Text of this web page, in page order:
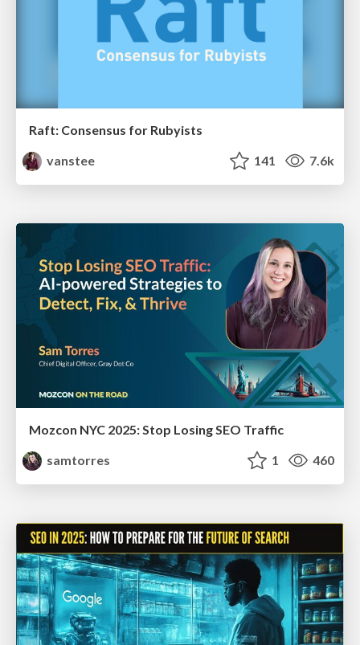
Raft: Consensus for Rubyists
vanstee
141 7.6k
Mozcon NYC 2025: Stop Losing SEO Traffic
samtorres
1 460